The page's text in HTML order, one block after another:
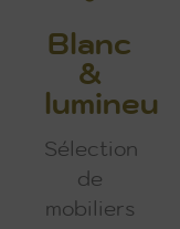
Blanc
&
lumineux
Sélection
de
mobiliers